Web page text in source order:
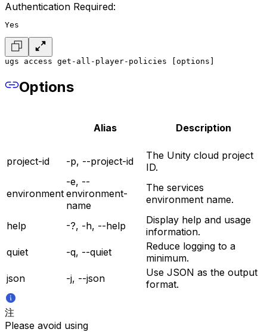
Authentication Required:
Yes
ugs access get-all-player-policies [options]
Options
Alias Description
project-id -p, --project-id
The Unity cloud project
ID.
environment
-e, --
environment-
name
The services
environment name.
help -?, -h, --help
Display help and usage
information.
quiet
-q, --quiet
Reduce logging to a
minimum.
json
-j, --json
Use JSON as the output
format.
注
Please avoid using